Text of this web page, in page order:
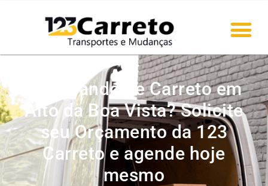
Precisando de Carreto em
Alto da Boa Vista? Solicite
seu Orçamento da 123
Carreto e agende hoje
mesmo